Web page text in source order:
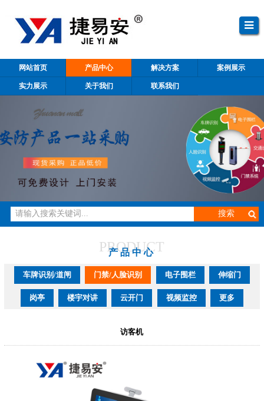
网站首页 产品中心 解决方案 案例展示
实力展示 关于我们 联系我们
PRODUCT
产品中心
车牌识别/道闸 门禁/人脸识别 电子围栏 伸缩门
岗亭 楼宇对讲 云开门 视频监控 更多
访客机